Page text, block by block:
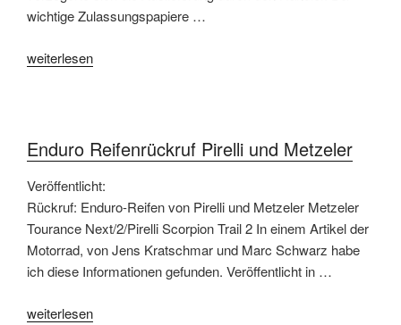
wichtige Zulassungspapiere …
„Ride
Caldonazzo
See“
weiterlesen
Enduro Reifenrückruf Pirelli und Metzeler
Veröffentlicht:
Rückruf: Enduro-Reifen von Pirelli und Metzeler Metzeler
Tourance Next/2/Pirelli Scorpion Trail 2 In einem Artikel der
Motorrad, von Jens Kratschmar und Marc Schwarz habe
ich diese Informationen gefunden. Veröffentlicht in …
„Enduro
weiterlesen